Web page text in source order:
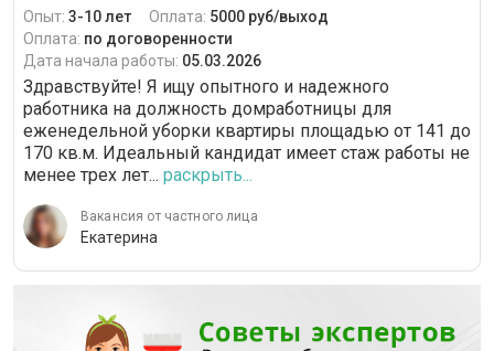
Опыт: 3-10 лет Оплата: 5000 руб/выход
Оплата: по договоренности
Дата начала работы: 05.03.2026
Здравствуйте! Я ищу опытного и надежного
работника на должность домработницы для
еженедельной уборки квартиры площадью от 141 до
170 кв.м. Идеальный кандидат имеет стаж работы не
менее трех лет... раскрыть...
Вакансия от частного лица
Екатерина